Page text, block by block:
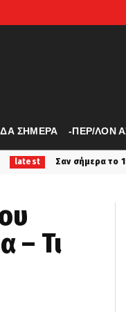
ΣΗΜΕΡΑ -ΠΕΡ/ΛΟΝ
η Αγλαΐα Κυριακού με
– Τι